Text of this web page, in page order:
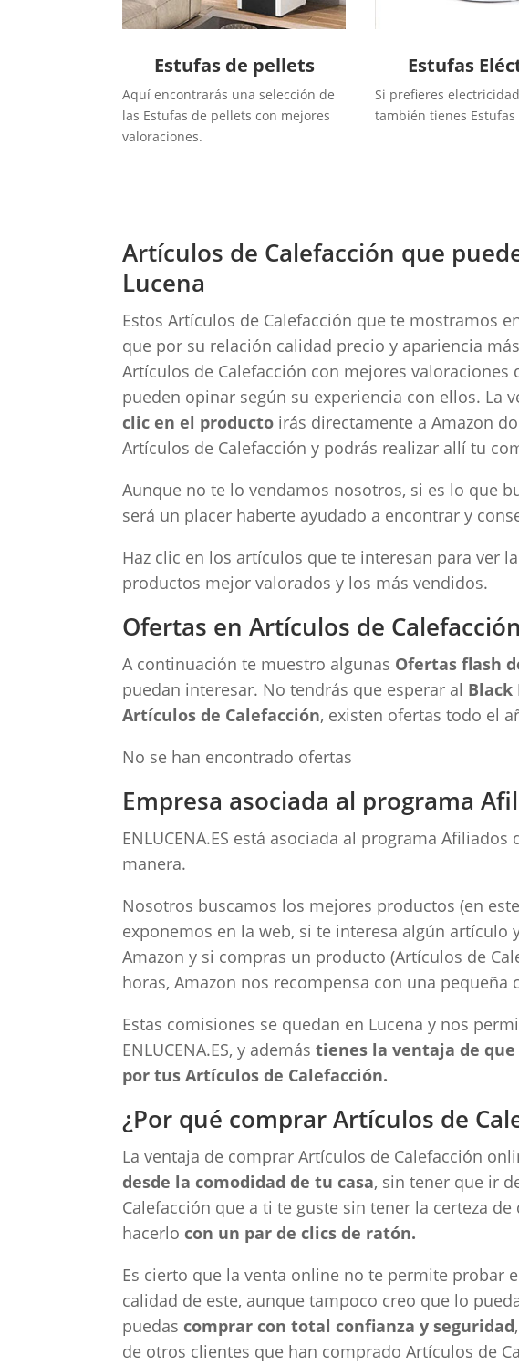
Estufas de pellets
Aquí encontrarás una selección de
las Estufas de pellets con mejores
valoraciones.
Estufas
Si prefieres
también tienes Estufas
Artículos de Calefacción que
Lucena
Estos Artículos de Calefacción que te mostramos
que por su relación calidad precio y apariencia
Artículos de Calefacción con mejores
pueden opinar según su experiencia con ellos. La
clic en el producto irás directamente a Amazon
Artículos de Calefacción y podrás realizar allí tu
Aunque no te lo vendamos nosotros, si es lo que
será un placer haberte ayudado a encontrar y
Haz clic en los artículos que te interesan para ver
productos mejor valorados y los más vendidos.
Ofertas en Artículos de Calefacción
A continuación te muestro algunas Ofertas flash
puedan interesar. No tendrás que esperar al Black
Artículos de Calefacción, existen ofertas todo el
No se han encontrado ofertas
Empresa asociada al programa
ENLUCENA.ES está asociada al programa
manera.
Nosotros buscamos los mejores productos (en
exponemos en la web, si te interesa algún artículo
Amazon y si compras un producto (Artículos de
horas, Amazon nos recompensa con una pequeña
Estas comisiones se quedan en Lucena y nos
ENLUCENA.ES, y ademástienes la ventaja de
por tus Artículos de Calefacción.
¿Por qué comprar Artículos de
La ventaja de comprar Artículos de Calefacción
desde la comodidad de tu casa, sin tener que ir
Calefacción que a ti te guste sin tener la certeza
hacerlocon un par de clics de ratón.
Es cierto que la venta online no te permite probar
calidad de este, aunque tampoco creo que lo
puedascomprar con total confianza y seguridad
de otros clientes que han comprado Artículos de